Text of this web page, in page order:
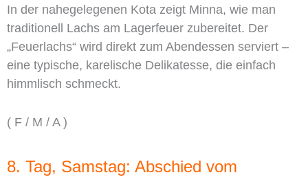
In der nahegelegenen Kota zeigt Minna, wie man
traditionell Lachs am Lagerfeuer zubereitet. Der
„Feuerlachs“ wird direkt zum Abendessen serviert –
eine typische, karelische Delikatesse, die einfach
himmlisch schmeckt.
( F / M / A )
8. Tag, Samstag: Abschied vom